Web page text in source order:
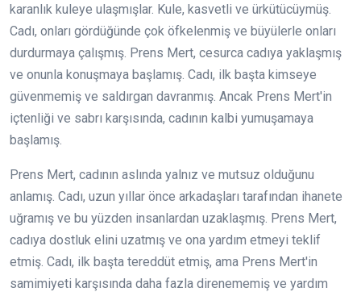
karanlık kuleye ulaşmışlar. Kule, kasvetli ve ürkütücüymüş.
Cadı, onları gördüğünde çok öfkelenmiş ve büyülerle onları
durdurmaya çalışmış. Prens Mert, cesurca cadıya yaklaşmış
ve onunla konuşmaya başlamış. Cadı, ilk başta kimseye
güvenmemiş ve saldırgan davranmış. Ancak Prens Mert'in
içtenliği ve sabrı karşısında, cadının kalbi yumuşamaya
başlamış.
Prens Mert, cadının aslında yalnız ve mutsuz olduğunu
anlamış. Cadı, uzun yıllar önce arkadaşları tarafından ihanete
uğramış ve bu yüzden insanlardan uzaklaşmış. Prens Mert,
cadıya dostluk elini uzatmış ve ona yardım etmeyi teklif
etmiş. Cadı, ilk başta tereddüt etmiş, ama Prens Mert'in
samimiyeti karşısında daha fazla direnememiş ve yardım